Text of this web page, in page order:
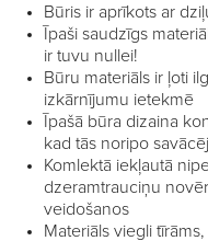
Būris ir aprīkots ar
Īpaši saudzīgs
ir tuvu nullei!
Būru materiāls ir ļoti
izkārnījumu ietekmē
Īpašā būra dizaina
kad tās noripo
Komlektā iekļautā
dzeramtrauciņu
veidošanos
Materiāls viegli